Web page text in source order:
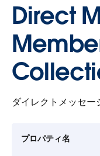
Direct
ダイレクトメッセー
プロパティ名